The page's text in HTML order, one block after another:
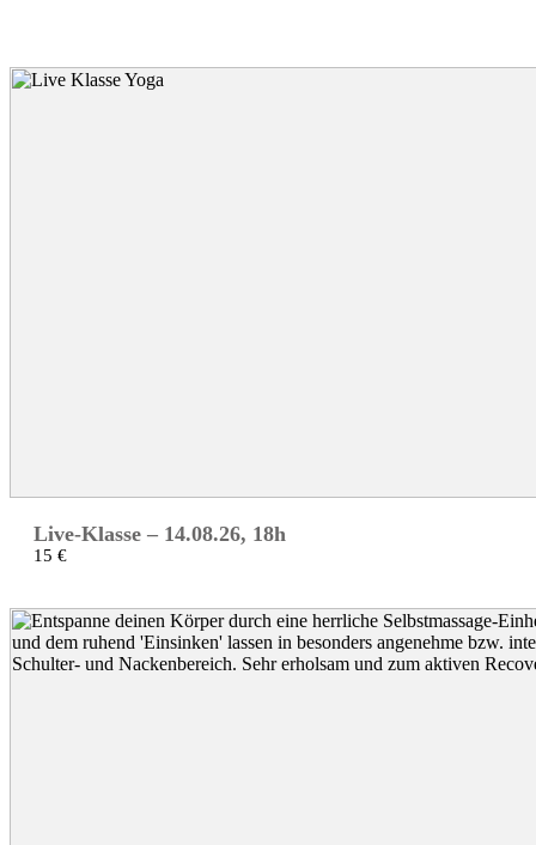
Live-Klasse – 14.08.26, 18h
15 €